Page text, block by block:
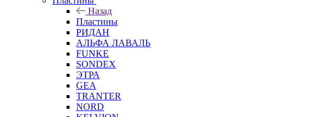
Назад
Пластины
РИДАН
АЛЬФА ЛАВАЛЬ
FUNKE
SONDEX
ЭТРА
GEA
TRANTER
NORD